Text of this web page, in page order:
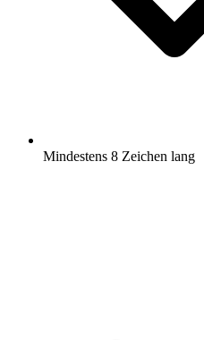
Mindestens 8 Zeichen lang